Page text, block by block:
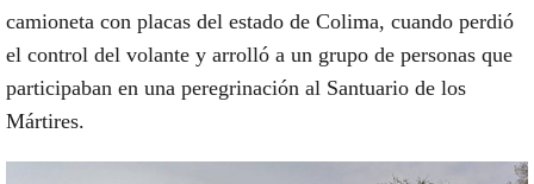
camioneta con placas del estado de Colima, cuando perdió
el control del volante y arrolló a un grupo de personas que
participaban en una peregrinación al Santuario de los
Mártires.